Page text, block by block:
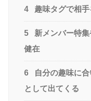
4 趣味タグで相
5
新メンバー特
健在
6
自分の趣味に
として出てくる